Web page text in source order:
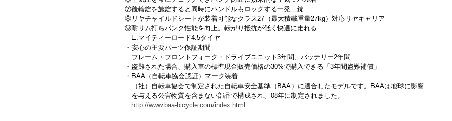
⑦後輪錠を施錠すると同時にハンドルもロックする一発二錠
⑧リヤチャイルドシートが装着可能なクラス27（最大積載重量27kg）対応リヤキャリア
⑨耐リム打ちパンク性能を向上。転がり抵抗が低く快適に走れる
E.マイティーロード4.5タイヤ
・安心の主要パーツ保証期間
フレーム・フロントフォーク・ドライブユニット3年間、バッテリー2年間
・盗難された場合、購入車の標準現金販売価格の30%で購入できる「3年間盗難補償」
・BAA（自転車協会認証）マーク装着
（社）自転車協会で制定された自転車安全基準（BAA）に適合したモデルです。BAAは地球に影響
を与える公害物質を含まない部品で構成され、08年に制定されました。
http://www.baa-bicycle.com/index.html